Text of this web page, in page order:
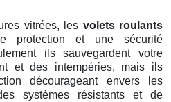
vitrées, les volets roulants
protection et une sécurité
ils sauvegardent votre
et des intempéries, mais ils
décourageant envers les
systèmes résistants et de